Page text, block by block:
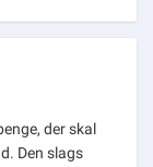
der skal
Den slags